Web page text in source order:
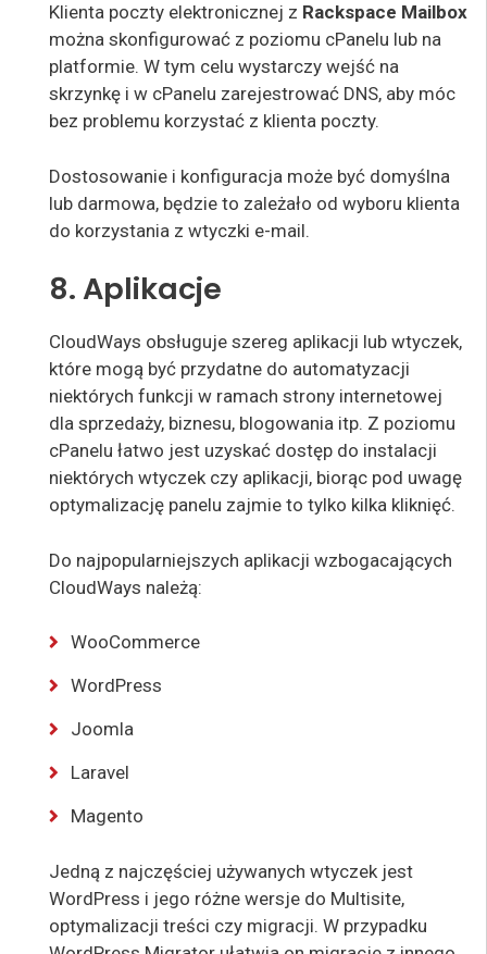
Klienta poczty elektronicznej z Rackspace Mailbox
można skonfigurować z poziomu cPanelu lub na
platformie. W tym celu wystarczy wejść na
skrzynkę i w cPanelu zarejestrować DNS, aby móc
bez problemu korzystać z klienta poczty.
Dostosowanie i konfiguracja może być domyślna
lub darmowa, będzie to zależało od wyboru klienta
do korzystania z wtyczki e-mail.
8. Aplikacje
CloudWays obsługuje szereg aplikacji lub wtyczek,
które mogą być przydatne do automatyzacji
niektórych funkcji w ramach strony internetowej
dla sprzedaży, biznesu, blogowania itp. Z poziomu
cPanelu łatwo jest uzyskać dostęp do instalacji
niektórych wtyczek czy aplikacji, biorąc pod uwagę
optymalizację panelu zajmie to tylko kilka kliknięć.
Do najpopularniejszych aplikacji wzbogacających
CloudWays należą:
WooCommerce
WordPress
Joomla
Laravel
Magento
Jedną z najczęściej używanych wtyczek jest
WordPress i jego różne wersje do Multisite,
optymalizacji treści czy migracji. W przypadku